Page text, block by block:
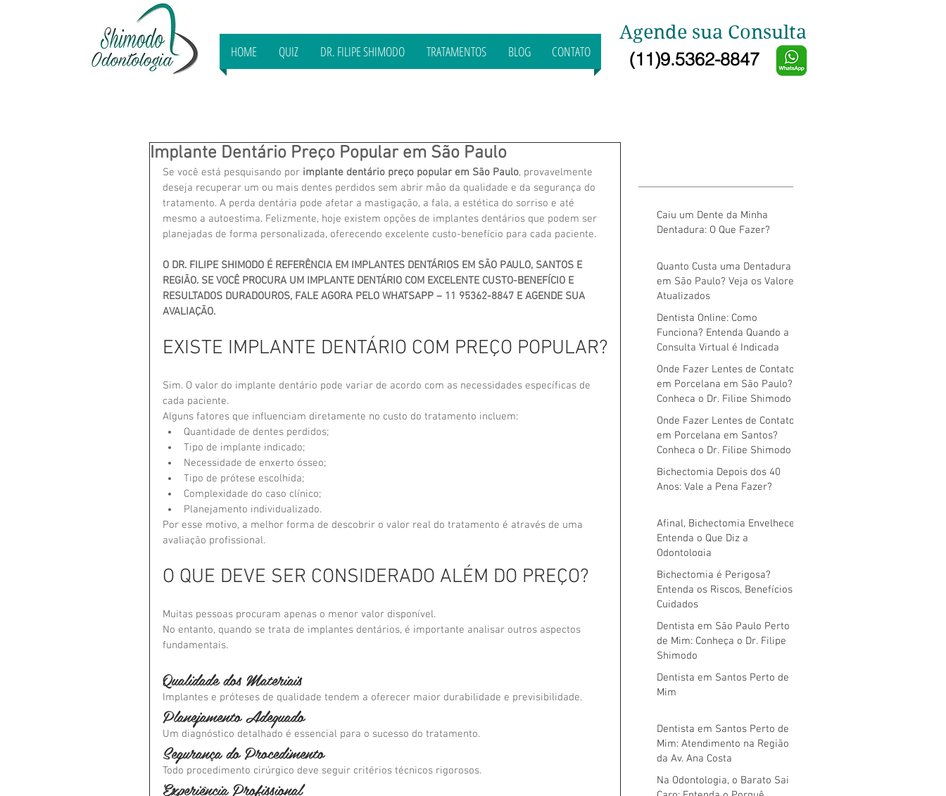
HOME QUIZ DR. FILIPE SHIMODO TRATAMENTOS BLOG CONTATO
Agende sua Consulta
(11)9.5362-8847
Implante Dentário Preço Popular em São Paulo
Se você está pesquisando por implante dentário preço popular em São Paulo, provavelmente
deseja recuperar um ou mais dentes perdidos sem abrir mão da qualidade e da segurança do
tratamento. A perda dentária pode afetar a mastigação, a fala, a estética do sorriso e até
mesmo a autoestima. Felizmente, hoje existem opções de implantes dentários que podem ser
planejadas de forma personalizada, oferecendo excelente custo-benefício para cada paciente.
O DR. FILIPE SHIMODO É REFERÊNCIA EM IMPLANTES DENTÁRIOS EM SÃO PAULO, SANTOS E
REGIÃO. SE VOCÊ PROCURA UM IMPLANTE DENTÁRIO COM EXCELENTE CUSTO-BENEFÍCIO E
RESULTADOS DURADOUROS, FALE AGORA PELO WHATSAPP – 11 95362-8847 E AGENDE SUA
AVALIAÇÃO.
EXISTE IMPLANTE DENTÁRIO COM PREÇO POPULAR?
Sim. O valor do implante dentário pode variar de acordo com as necessidades específicas de
cada paciente.
Alguns fatores que influenciam diretamente no custo do tratamento incluem:
Quantidade de dentes perdidos;
Tipo de implante indicado;
Necessidade de enxerto ósseo;
Tipo de prótese escolhida;
Complexidade do caso clínico;
Planejamento individualizado.
Por esse motivo, a melhor forma de descobrir o valor real do tratamento é através de uma
avaliação profissional.
O QUE DEVE SER CONSIDERADO ALÉM DO PREÇO?
Muitas pessoas procuram apenas o menor valor disponível.
No entanto, quando se trata de implantes dentários, é importante analisar outros aspectos
fundamentais.
Qualidade dos Materiais
Implantes e próteses de qualidade tendem a oferecer maior durabilidade e previsibilidade.
Planejamento Adequado
Um diagnóstico detalhado é essencial para o sucesso do tratamento.
Segurança do Procedimento
Todo procedimento cirúrgico deve seguir critérios técnicos rigorosos.
Experiência Profissional
Caiu um Dente da Minha
Dentadura: O Que Fazer?
Quanto Custa uma Dentadura
em São Paulo? Veja os Valores
Atualizados
Dentista Online: Como
Funciona? Entenda Quando a
Consulta Virtual é Indicada
Onde Fazer Lentes de Contato
em Porcelana em São Paulo?
Conheça o Dr. Filipe Shimodo
Onde Fazer Lentes de Contato
em Porcelana em Santos?
Conheça o Dr. Filipe Shimodo
Bichectomia Depois dos 40
Anos: Vale a Pena Fazer?
Afinal, Bichectomia Envelhece?
Entenda o Que Diz a
Odontologia
Bichectomia é Perigosa?
Entenda os Riscos, Benefícios e
Cuidados
Dentista em São Paulo Perto
de Mim: Conheça o Dr. Filipe
Shimodo
Dentista em Santos Perto de
Mim
Dentista em Santos Perto de
Mim: Atendimento na Região
da Av. Ana Costa
Na Odontologia, o Barato Sai